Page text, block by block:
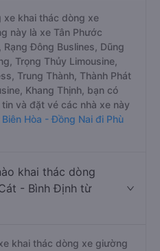
xe khai thác dòng xe
này là xe Tân Phước
Rạng Đông Buslines, Dũng
Trọng Thủy Limousine,
Trung Thành, Thành Phát
Khang Thịnh, bạn có
và đặt vé các nhà xe này
Biên Hòa - Đồng Nai đi Phù
khai thác dòng
- Bình Định từ
khai thác dòng xe giường